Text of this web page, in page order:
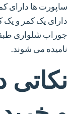
ساپورت ها دارای
دارای یک کمر و یک
جوراب شلواری
نامیده می شوند.
نکاتی